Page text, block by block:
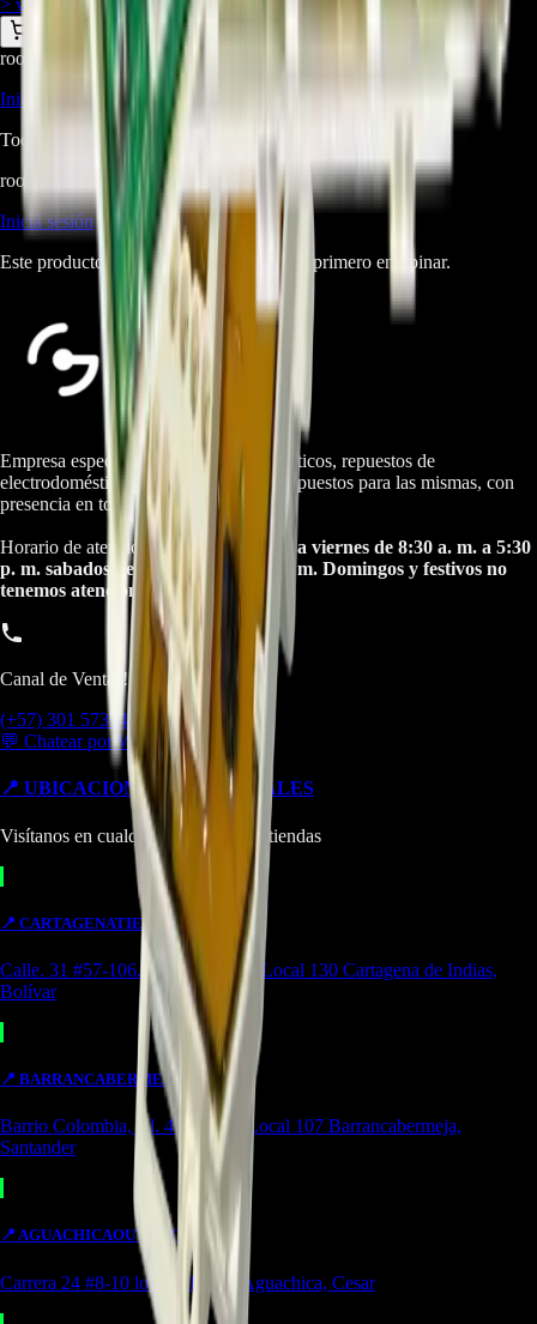
> ver_
> desbloquear oferta_
root@ops:~# cat PREGUNTAS
Iniciá sesión
para hacer una pregunta.
Todavía no hay preguntas respondidas. Hacé la primera.
root@ops:~#
cat RESEÑAS
Iniciá sesión para dejar una reseña.
Este producto aún no tiene reseñas. Sé el primero en opinar.
Empresa especializada en electrodomésticos, repuestos de
electrodomésticos, motos electricas y repuestos para las mismas, con
presencia en toda Colombia.
Horario de atención Call Center:
lunes a viernes de 8:30 a. m. a 5:30
p. m. sabados de 9:00 a. m. a 1:00 p. m. Domingos y festivos no
tenemos atencion online.
Canal de Ventas!!
(+57) 301 5739461
💬 Chatear por WhatsApp
📍 UBICACIONES Y SUCURSALES
Visítanos en cualquiera de nuestras tiendas
📍 CARTAGENATIENDA
Calle. 31 #57-106. CC Ejecutivos Local 130 Cartagena de Indias,
Bolívar
📍 BARRANCABERMEJA TIENDA
Barrio Colombia, Cl. 49 #15-66 Local 107 Barrancabermeja,
Santander
📍AGUACHICAOUTLET
Carrera 24 #8-10 local 2 Potozí Aguachica, Cesar